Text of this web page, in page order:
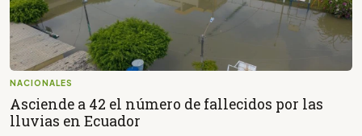
NACIONALES
Asciende a 42 el número de fallecidos por las
lluvias en Ecuador